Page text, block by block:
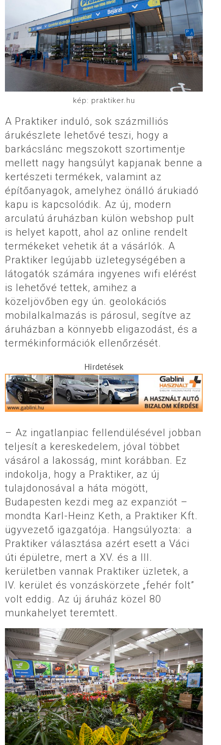
kép: praktiker.hu
A Praktiker induló, sok százmilliós
árukészlete lehetővé teszi, hogy a
barkácslánc megszokott szortimentje
mellett nagy hangsúlyt kapjanak benne a
kertészeti termékek, valamint az
építőanyagok, amelyhez önálló árukiadó
kapu is kapcsolódik. Az új, modern
arculatú áruházban külön webshop pult
is helyet kapott, ahol az online rendelt
termékeket vehetik át a vásárlók. A
Praktiker legújabb üzletegységében a
látogatók számára ingyenes wifi elérést
is lehetővé tettek, amihez a
közeljövőben egy ún. geolokációs
mobilalkalmazás is párosul, segítve az
áruházban a könnyebb eligazodást, és a
termékinformációk ellenőrzését.
Hirdetések
– Az ingatlanpiac fellendülésével jobban
teljesít a kereskedelem, jóval többet
vásárol a lakosság, mint korábban. Ez
indokolja, hogy a Praktiker, az új
tulajdonosával a háta mögött,
Budapesten kezdi meg az expanziót –
mondta Karl-Heinz Keth, a Praktiker Kft.
ügyvezető igazgatója. Hangsúlyozta: a
Praktiker választása azért esett a Váci
úti épületre, mert a XV. és a III.
kerületben vannak Praktiker üzletek, a
IV. kerület és vonzáskörzete „fehér folt”
volt eddig. Az új áruház közel 80
munkahelyet teremtett.